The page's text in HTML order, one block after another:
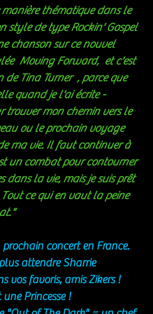
manière thématique dans le
style de type Rockin' Gospel
chanson sur ce nouvel
Moving Forward,  et c'est
de Tina Turner  , parce que
quand je l'ai écrite -
trouver mon chemin vers le
ou le prochain voyage
ma vie. Il faut continuer à
un combat pour contourner
dans la vie, mais je suis prêt
ce qui en vaut la peine
concert en France.
attendre Sharrie
vos favoris, amis Zikers !
Princesse !